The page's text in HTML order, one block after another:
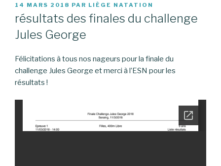
PUBLIÉ
LE
14 MARS 2018 PAR LIÈGE NATATION
résultats des finales du challenge
Jules George
Félicitations à tous nos nageurs pour la finale du
challenge Jules George et merci à l’ESN pour les
résultats !